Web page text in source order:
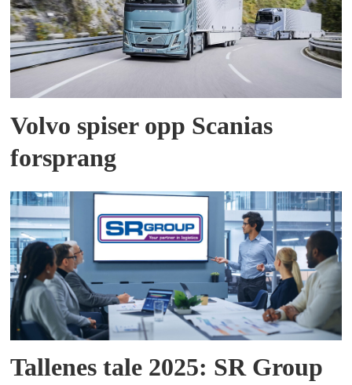
Volvo spiser opp Scanias
forsprang
Tallenes tale 2025: SR Group